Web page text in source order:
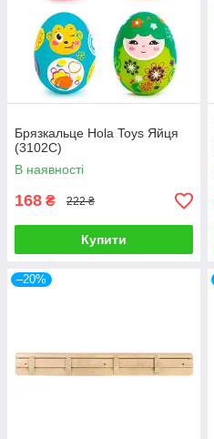
Брязкальце Hola Toys Яйця
(3102C)
В наявності
168 ₴ 222 ₴
Купити
–20%